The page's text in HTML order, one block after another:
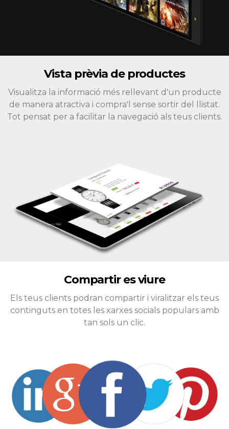
Vista prèvia de productes
Visualitza la informació més rellevant d'un producte
de manera atractiva i compra'l sense sortir del llistat.
Tot pensat per a facilitar la navegació als teus clients.
Compartir es viure
Els teus clients podran compartir i viralitzar els teus
continguts en totes les xarxes socials populars amb
tan sols un clic.